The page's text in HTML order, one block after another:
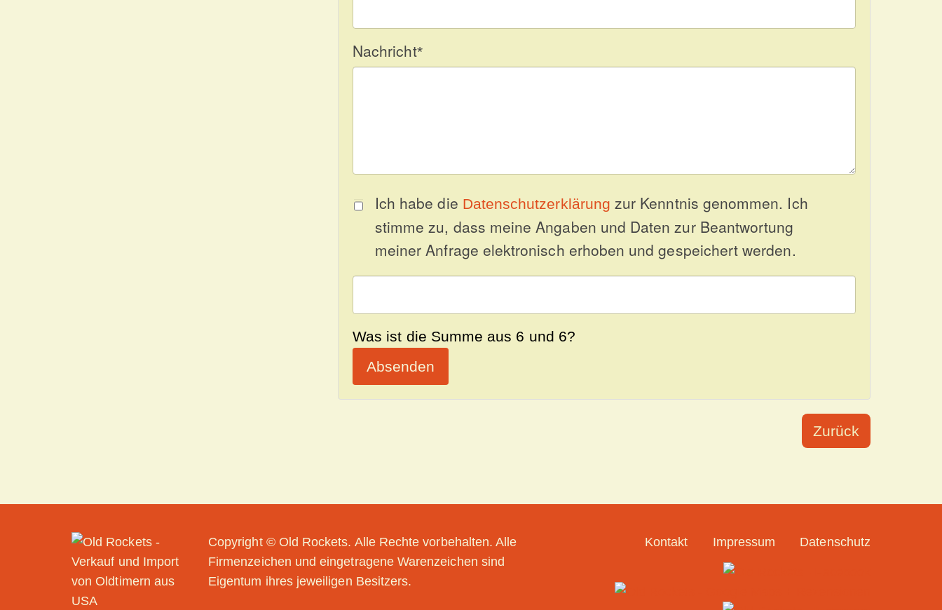
Nachricht*
Ich habe die Datenschutzerklärung zur Kenntnis genommen. Ich
stimme zu, dass meine Angaben und Daten zur Beantwortung
meiner Anfrage elektronisch erhoben und gespeichert werden.
Was ist die Summe aus 6 und 6?
Absenden
Zurück
Copyright © Old Rockets. Alle Rechte vorbehalten. Alle
Firmenzeichen und eingetragene Warenzeichen sind
Eigentum ihres jeweiligen Besitzers.
Kontakt Impressum Datenschutz